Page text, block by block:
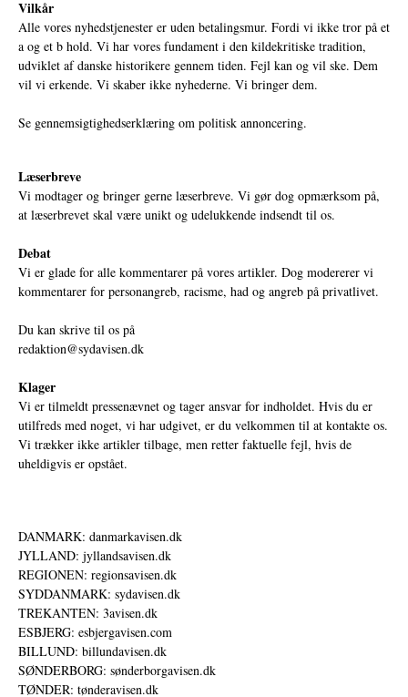
Vilkår
Alle vores nyhedstjenester er uden betalingsmur. Fordi vi ikke tror på et
a og et b hold. Vi har vores fundament i den kildekritiske tradition,
udviklet af danske historikere gennem tiden. Fejl kan og vil ske. Dem
vil vi erkende. Vi skaber ikke nyhederne. Vi bringer dem.
Se gennemsigtighedserklæring om politisk annoncering.
Læserbreve
Vi modtager og bringer gerne læserbreve. Vi gør dog opmærksom på,
at læserbrevet skal være unikt og udelukkende indsendt til os.
Debat
Vi er glade for alle kommentarer på vores artikler. Dog modererer vi
kommentarer for personangreb, racisme, had og angreb på privatlivet.
Du kan skrive til os på
redaktion@sydavisen.dk
Klager
Vi er tilmeldt pressenævnet og tager ansvar for indholdet. Hvis du er
utilfreds med noget, vi har udgivet, er du velkommen til at kontakte os.
Vi trækker ikke artikler tilbage, men retter faktuelle fejl, hvis de
uheldigvis er opstået.
DANMARK: danmarkavisen.dk
JYLLAND: jyllandsavisen.dk
REGIONEN: regionsavisen.dk
SYDDANMARK: sydavisen.dk
TREKANTEN: 3avisen.dk
ESBJERG: esbjergavisen.com
BILLUND: billundavisen.dk
SØNDERBORG: sønderborgavisen.dk
TØNDER: tønderavisen.dk